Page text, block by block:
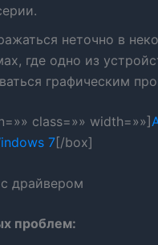
неточно в
где одно из
графическим
class=»» width=»»]
7[/box]
драйвером
проблем: